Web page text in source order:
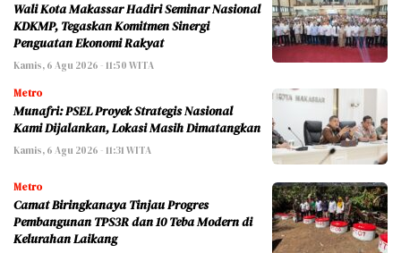
Wali Kota Makassar Hadiri Seminar Nasional
KDKMP, Tegaskan Komitmen Sinergi
Penguatan Ekonomi Rakyat
Kamis, 6 Agu 2026 - 11:50 WITA
Metro
Munafri: PSEL Proyek Strategis Nasional
Kami Dijalankan, Lokasi Masih Dimatangkan
Kamis, 6 Agu 2026 - 11:31 WITA
Metro
Camat Biringkanaya Tinjau Progres
Pembangunan TPS3R dan 10 Teba Modern di
Kelurahan Laikang